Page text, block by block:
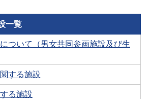
一覧
ついて（男女共同参画施設及び生
する施設
る施設